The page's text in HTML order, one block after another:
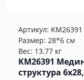
Артикул: KM26391
Размер: 28*6 см
Вес: 13.77 кг
KM26391
структура